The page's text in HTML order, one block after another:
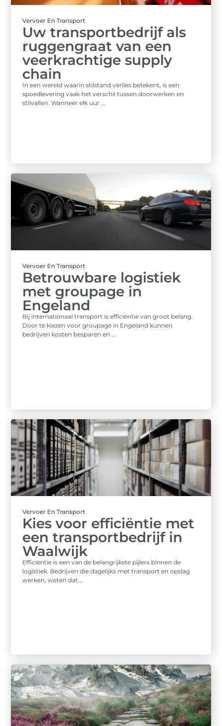
Vervoer En Transport
Uw transportbedrijf als
ruggengraat van een
veerkrachtige supply
chain
In een wereld waarin stilstand verlies betekent, is een
spoedlevering vaak het verschil tussen doorwerken en
stilvallen. Wanneer elk uur ...
Vervoer En Transport
Betrouwbare logistiek
met groupage in
Engeland
Bij internationaal transport is efficiëntie van groot belang.
Door te kiezen voor groupage in Engeland kunnen
bedrijven kosten besparen en ...
Vervoer En Transport
Kies voor efficiëntie met
een transportbedrijf in
Waalwijk
Efficiëntie is een van de belangrijkste pijlers binnen de
logistiek. Bedrijven die dagelijks met transport en opslag
werken, weten dat ...